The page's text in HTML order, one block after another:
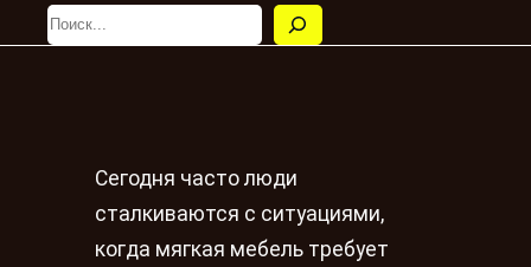
Сегодня часто люди
сталкиваются с ситуациями,
когда мягкая мебель требует